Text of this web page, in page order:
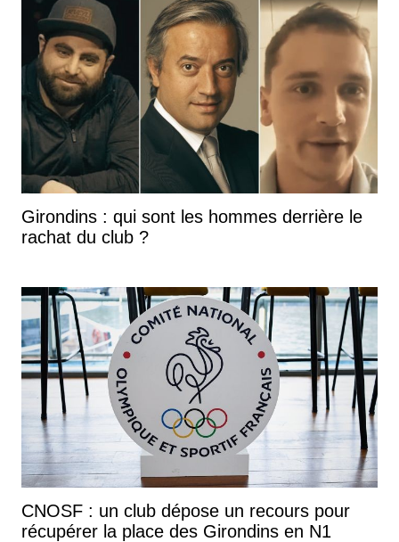
Girondins : qui sont les hommes derrière le
rachat du club ?
CNOSF : un club dépose un recours pour
récupérer la place des Girondins en N1